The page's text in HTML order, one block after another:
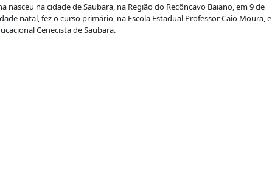
nasceu na cidade de Saubara, na Região do Recôncavo Baiano, em 9 de
natal, fez o curso primário, na Escola Estadual Professor Caio Moura, e
Cenecista de Saubara.